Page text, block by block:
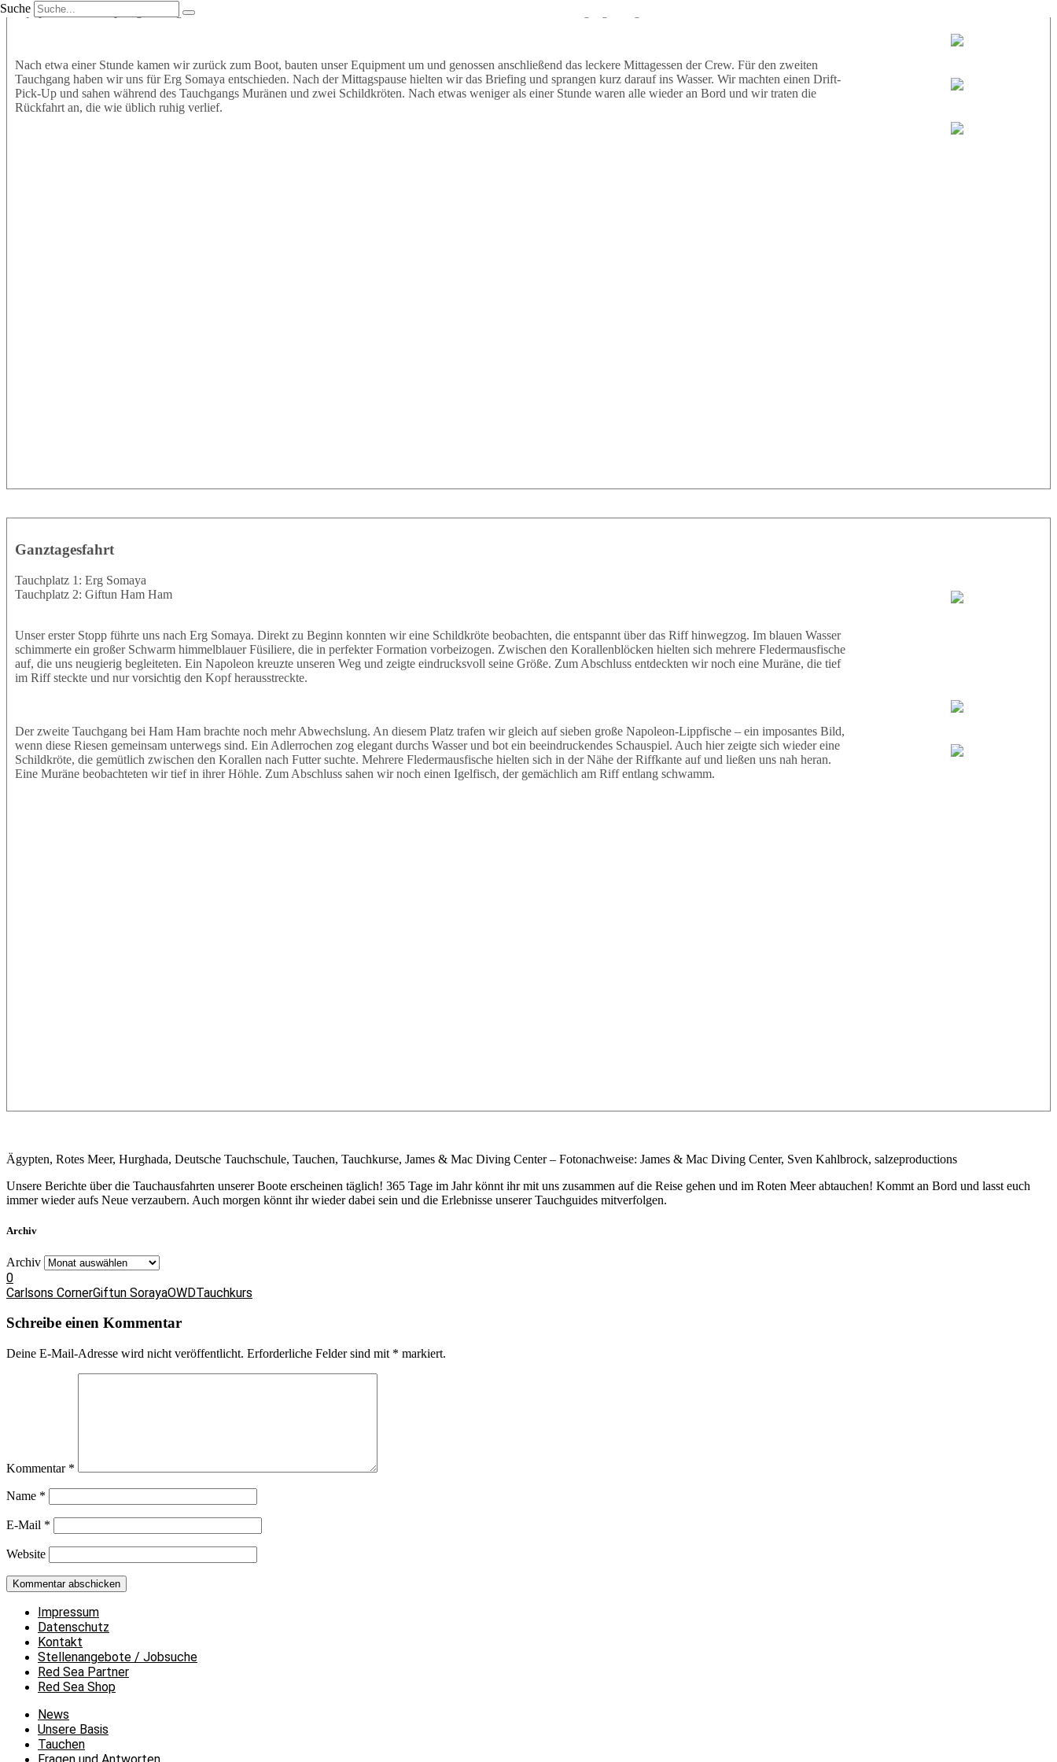
SucheEquipment an und sprangen mit großer Vorfreude ins Wasser. Wir tauchten stationär und sahen während des Tauchgangs einige Muränen und eine Schildkröte.
Nach etwa einer Stunde kamen wir zurück zum Boot, bauten unser Equipment um und genossen anschließend das leckere Mittagessen der Crew. Für den zweiten
Tauchgang haben wir uns für Erg Somaya entschieden. Nach der Mittagspause hielten wir das Briefing und sprangen kurz darauf ins Wasser. Wir machten einen Drift-
Pick-Up und sahen während des Tauchgangs Muränen und zwei Schildkröten. Nach etwas weniger als einer Stunde waren alle wieder an Bord und wir traten die
Rückfahrt an, die wie üblich ruhig verlief.
Ganztagesfahrt
Tauchplatz 1: Erg Somaya
Tauchplatz 2: Giftun Ham Ham
Unser erster Stopp führte uns nach Erg Somaya. Direkt zu Beginn konnten wir eine Schildkröte beobachten, die entspannt über das Riff hinwegzog. Im blauen Wasser
schimmerte ein großer Schwarm himmelblauer Füsiliere, die in perfekter Formation vorbeizogen. Zwischen den Korallenblöcken hielten sich mehrere Fledermausfische
auf, die uns neugierig begleiteten. Ein Napoleon kreuzte unseren Weg und zeigte eindrucksvoll seine Größe. Zum Abschluss entdeckten wir noch eine Muräne, die tief
im Riff steckte und nur vorsichtig den Kopf herausstreckte.
Der zweite Tauchgang bei Ham Ham brachte noch mehr Abwechslung. An diesem Platz trafen wir gleich auf sieben große Napoleon-Lippfische – ein imposantes Bild,
wenn diese Riesen gemeinsam unterwegs sind. Ein Adlerrochen zog elegant durchs Wasser und bot ein beeindruckendes Schauspiel. Auch hier zeigte sich wieder eine
Schildkröte, die gemütlich zwischen den Korallen nach Futter suchte. Mehrere Fledermausfische hielten sich in der Nähe der Riffkante auf und ließen uns nah heran.
Eine Muräne beobachteten wir tief in ihrer Höhle. Zum Abschluss sahen wir noch einen Igelfisch, der gemächlich am Riff entlang schwamm.
Ägypten, Rotes Meer, Hurghada, Deutsche Tauchschule, Tauchen, Tauchkurse, James & Mac Diving Center – Fotonachweise: James & Mac Diving Center, Sven Kahlbrock, salzeproductions
Unsere Berichte über die Tauchausfahrten unserer Boote erscheinen täglich! 365 Tage im Jahr könnt ihr mit uns zusammen auf die Reise gehen und im Roten Meer abtauchen! Kommt an Bord und lasst euch
immer wieder aufs Neue verzaubern. Auch morgen könnt ihr wieder dabei sein und die Erlebnisse unserer Tauchguides mitverfolgen.
Archiv
Archiv
0
Carlsons CornerGiftun SorayaOWDTauchkurs
Schreibe einen Kommentar
Deine E-Mail-Adresse wird nicht veröffentlicht. Erforderliche Felder sind mit * markiert.
Kommentar *
Name *
E-Mail *
Website
Impressum
Datenschutz
Kontakt
Stellenangebote / Jobsuche
Red Sea Partner
Red Sea Shop
News
Unsere Basis
Tauchen